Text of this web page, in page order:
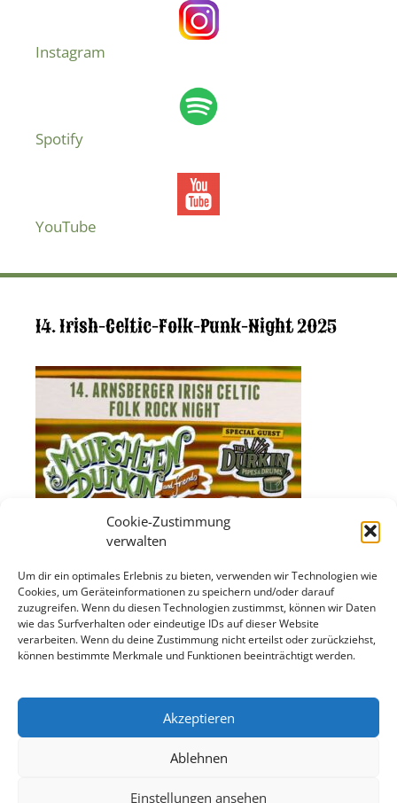
Cookie-Zustimmung
verwalten
Um dir ein optimales Erlebnis zu bieten, verwenden wir Technologien wie
Cookies, um Geräteinformationen zu speichern und/oder darauf
zuzugreifen. Wenn du diesen Technologien zustimmst, können wir Daten
wie das Surfverhalten oder eindeutige IDs auf dieser Website
verarbeiten. Wenn du deine Zustimmung nicht erteilst oder zurückziehst,
können bestimmte Merkmale und Funktionen beeinträchtigt werden.
Akzeptieren
Ablehnen
Einstellungen ansehen
Instagram
Spotify
YouTube
14. Irish-Celtic-Folk-Punk-Night 2025